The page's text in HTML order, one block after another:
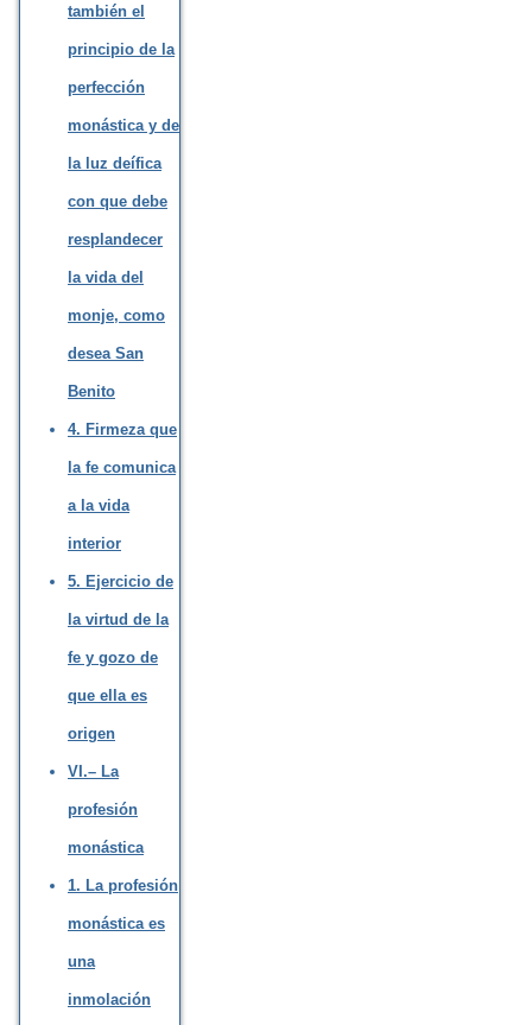
también el
principio de la
perfección
monástica y de
la luz deífica
con que debe
resplandecer
la vida del
monje, como
desea San
Benito
4. Firmeza que
la fe comunica
a la vida
interior
5. Ejercicio de
la virtud de la
fe y gozo de
que ella es
origen
VI.– La
profesión
monástica
1. La profesión
monástica es
una
inmolación